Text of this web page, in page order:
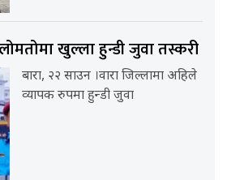
खुल्ला हुन्डी जुवा तस्करी
बारा, २२ साउन ।वारा जिल्लामा अहिले
व्यापक रुपमा हुन्डी जुवा